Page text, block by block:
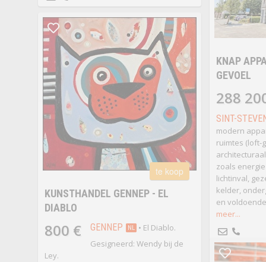
KNAP
GEVOEL
288
SINT-
modern
ruimtes (loft-
zoals
lichtinval,
kelder,
en
meer...
te koop
KUNSTHANDEL GENNEP - EL
DIABLO
800 € GENNEP NL • El Diablo.
Gesigneerd: Wendy bij de
Ley.